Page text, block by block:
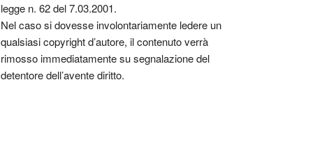
legge n. 62 del 7.03.2001.
Nel caso si dovesse involontariamente ledere un
qualsiasi copyright d’autore, il contenuto verrà
rimosso immediatamente su segnalazione del
detentore dell’avente diritto.